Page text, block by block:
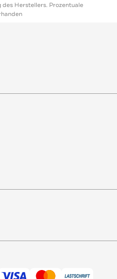
Herstellers. Prozentuale